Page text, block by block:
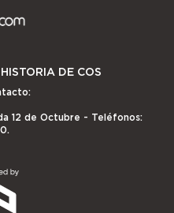
HISTORIA DE COS
12 de Octubre - Teléfonos: